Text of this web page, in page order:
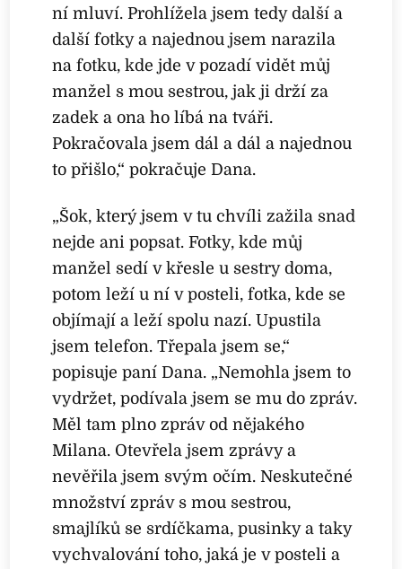
ní mluví. Prohlížela jsem tedy další a
další fotky a najednou jsem narazila
na fotku, kde jde v pozadí vidět můj
manžel s mou sestrou, jak ji drží za
zadek a ona ho líbá na tváři.
Pokračovala jsem dál a dál a najednou
to přišlo,“ pokračuje Dana.
„Šok, který jsem v tu chvíli zažila snad
nejde ani popsat. Fotky, kde můj
manžel sedí v křesle u sestry doma,
potom leží u ní v posteli, fotka, kde se
objímají a leží spolu nazí. Upustila
jsem telefon. Třepala jsem se,“
popisuje paní Dana. „Nemohla jsem to
vydržet, podívala jsem se mu do zpráv.
Měl tam plno zpráv od nějakého
Milana. Otevřela jsem zprávy a
nevěřila jsem svým očím. Neskutečné
množství zpráv s mou sestrou,
smajlíků se srdíčkama, pusinky a taky
vychvalování toho, jaká je v posteli a